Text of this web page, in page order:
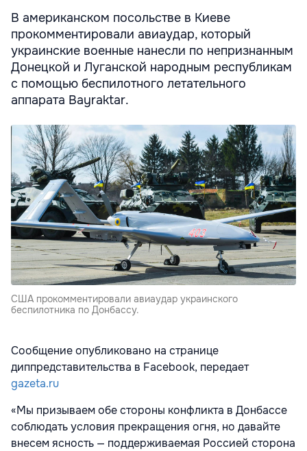
В американском посольстве в Киеве
прокомментировали авиаудар, который
украинские военные нанесли по непризнанным
Донецкой и Луганской народным республикам
с помощью беспилотного летательного
аппарата Bayraktar.
США прокомментировали авиаудар украинского
беспилотника по Донбассу.
Сообщение опубликовано на странице
диппредставительства в Facebook, передает
gazeta.ru
«Мы призываем обе стороны конфликта в Донбассе
соблюдать условия прекращения огня, но давайте
внесем ясность — поддерживаемая Россией сторона